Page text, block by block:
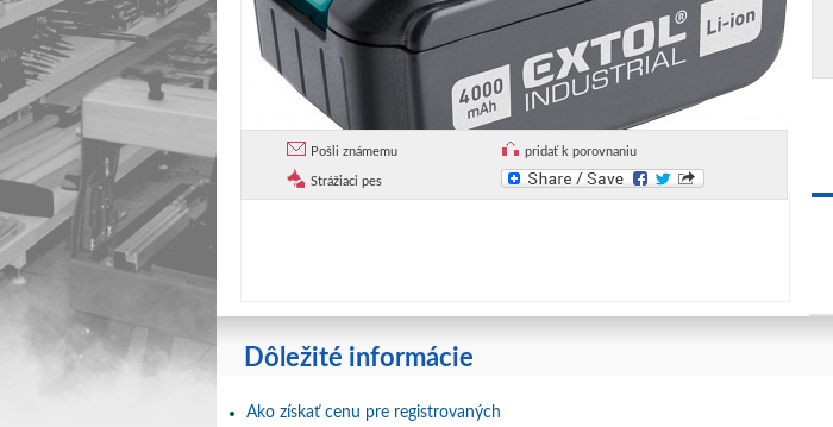
Pošli známemu pridať k porovnaniu
Strážiaci pes
Dôležité informácie
Ako získať cenu pre registrovaných